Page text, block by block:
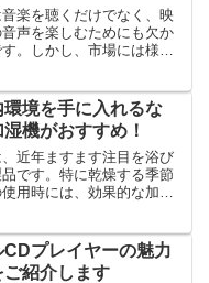
楽を聴くだけでなく、映
声を楽しむためにも欠か
。しかし、市場には様々
で、本記事では一般的な
類について...
境を手に入れるな
機がおすすめ！
近年ますます注目を浴び
です。特に乾燥する季節
用時には、効果的な加湿
を選ばず手軽に使用する
す。しかし、...
プレイヤーの魅力
ご紹介します